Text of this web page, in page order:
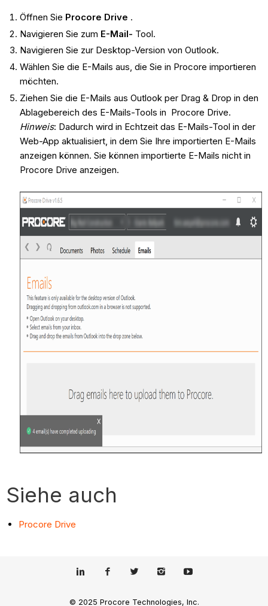
Öffnen Sie Procore Drive .
Navigieren Sie zum E-Mail- Tool.
Navigieren Sie zur Desktop-Version von Outlook.
Wählen Sie die E-Mails aus, die Sie in Procore importieren
möchten.
Ziehen Sie die E-Mails aus Outlook per Drag & Drop in den
Ablagebereich des E-Mails-Tools in Procore Drive.
Hinweis: Dadurch wird in Echtzeit das E-Mails-Tool in der
Web-App aktualisiert, in dem Sie Ihre importierten E-Mails
anzeigen können. Sie können importierte E-Mails nicht in
Procore Drive anzeigen.
Siehe auch
Procore Drive
© 2025 Procore Technologies, Inc.